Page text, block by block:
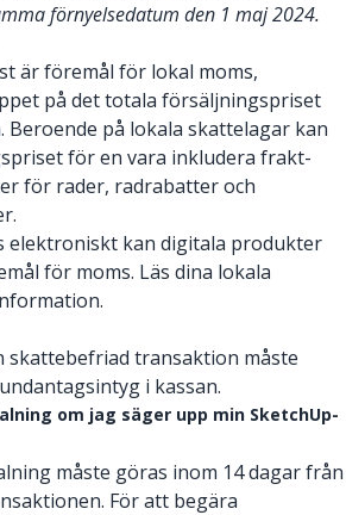
förnyelsedatum den 1 maj 2024.
är föremål för lokal moms,
på det totala försäljningspriset
Beroende på lokala skattelagar kan
för en vara inkludera frakt-
för rader, radrabatter och
elektroniskt kan digitala produkter
för moms. Läs dina lokala
skattebefriad transaktion måste
i kassan.
om jag säger upp min SketchUp-
måste göras inom 14 dagar från
För att begära